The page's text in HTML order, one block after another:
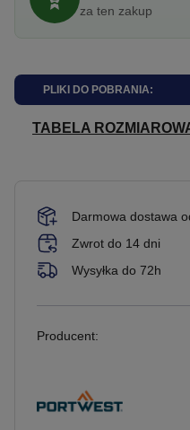
za ten zakup
PLIKI DO POBRANIA:
TABELA
Darmowa dostawa
Zwrot do 14 dni
Wysyłka do 72h
Producent: